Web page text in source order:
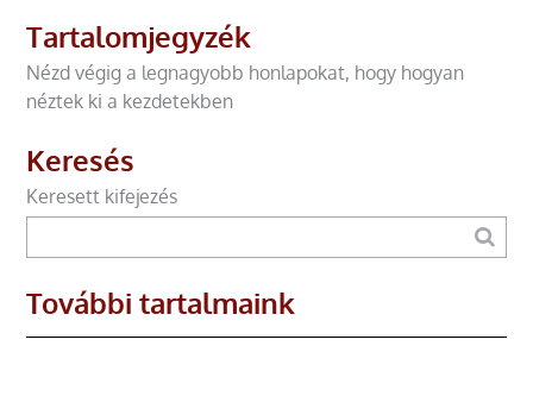
Tartalomjegyzék
Nézd végig a legnagyobb honlapokat, hogy hogyan
néztek ki a kezdetekben
Keresés
Keresett kifejezés
További tartalmaink